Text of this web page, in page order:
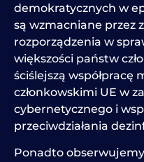
demokratycznych w
są wzmacniane przez
rozporządzenia w
większości państw
ściślejszą współpracę
członkowskimi UE w
cybernetycznego i
przeciwdziałania
Ponadto